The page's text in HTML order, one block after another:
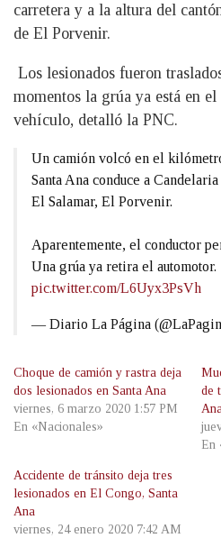
carretera y a la altura del
de El Porvenir.
Los lesionados fueron
momentos la grúa ya está en
vehículo, detalló la PNC.
Un camión volcó en el
Santa Ana conduce a
El Salamar, El Porvenir.
Aparentemente, el conductor
Una grúa ya retira el automotor.
pic.twitter.com/L6Uyx3PsVh
— Diario La Página
Choque de camión y rastra deja
dos lesionados en Santa Ana
viernes, 6 marzo 2020 1:57 PM
En «Nacionales»
de
En
Accidente de tránsito deja tres
lesionados en El Congo, Santa
Ana
viernes, 24 enero 2020 7:42 AM